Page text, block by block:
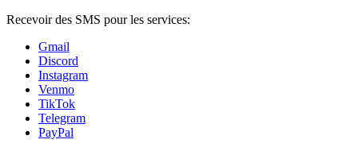
Recevoir des SMS pour les services:
Gmail
Discord
Instagram
Venmo
TikTok
Telegram
PayPal